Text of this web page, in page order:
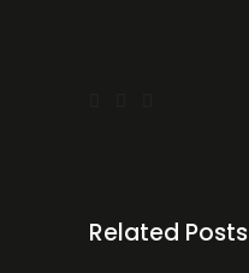
Related Posts